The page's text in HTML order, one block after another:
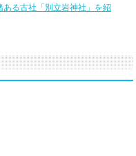
ある古社「別立岩神社」を紹